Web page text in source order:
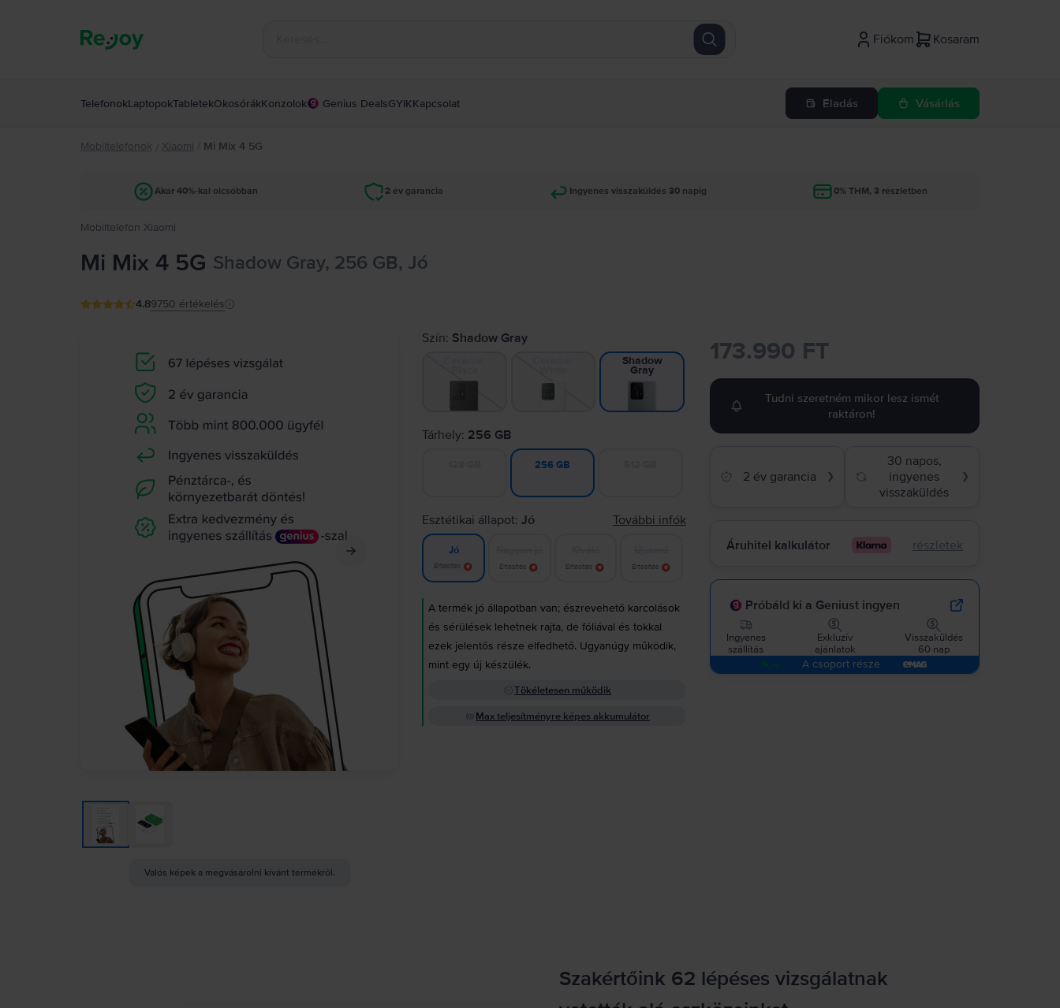
Fiókom Kosaram
TelefonokLaptopokTabletekOkosórákKonzolok Genius DealsGYIKKapcsolat Eladás Vásárlás
Mobiltelefonok / Xiaomi / Mi Mix 4 5G
Akár 40%-kal olcsóbban 2 év garancia Ingyenes visszaküldés 30 napig 0% THM, 3 részletben
Mobiltelefon Xiaomi
Mi Mix 4 5G Shadow Gray, 256 GB, Jó
4.89750 értékelés
Valós képek a megvásárolni kívánt termékről.
Szín: Shadow Gray
Shadow
Gray
Tárhely: 256 GB
256 GB
Esztétikai állapot:Jó További infók
Jó
Értesítés Értesítés Értesítés Értesítés
A termék jó állapotban van; észrevehető karcolások
és sérülések lehetnek rajta, de fóliával és tokkal
ezek jelentős része elfedhető. Ugyanúgy működik,
mint egy új készülék.
Tökéletesen működik
Max teljesítményre képes akkumulátor
173.990 FT
Tudni szeretném mikor lesz ismét
raktáron!
2 év garancia ❯
30 napos,
ingyenes
visszaküldés
❯
Áruhitel kalkulátor részletek
Próbáld ki a Geniust ingyen
Ingyenes
szállítás
Exkluzív
ajánlatok
Visszaküldés
60 nap
A csoport része
Szakértőink 62 lépéses vizsgálatnak